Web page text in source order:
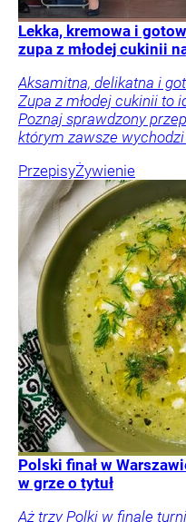
Lekka, kremowa i
zupa z młodej cukinii
Aksamitna, delikatna i
Zupa z młodej cukinii to
Poznaj sprawdzony
którym zawsze
PrzepisyŻywienie
Polski finał w
w grze o tytuł
Aż trzy Polki w finale